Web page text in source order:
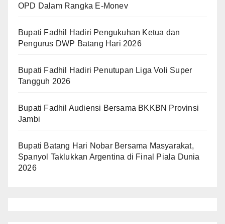
OPD Dalam Rangka E-Monev
Bupati Fadhil Hadiri Pengukuhan Ketua dan
Pengurus DWP Batang Hari 2026
Bupati Fadhil Hadiri Penutupan Liga Voli Super
Tangguh 2026
Bupati Fadhil Audiensi Bersama BKKBN Provinsi
Jambi
Bupati Batang Hari Nobar Bersama Masyarakat,
Spanyol Taklukkan Argentina di Final Piala Dunia
2026